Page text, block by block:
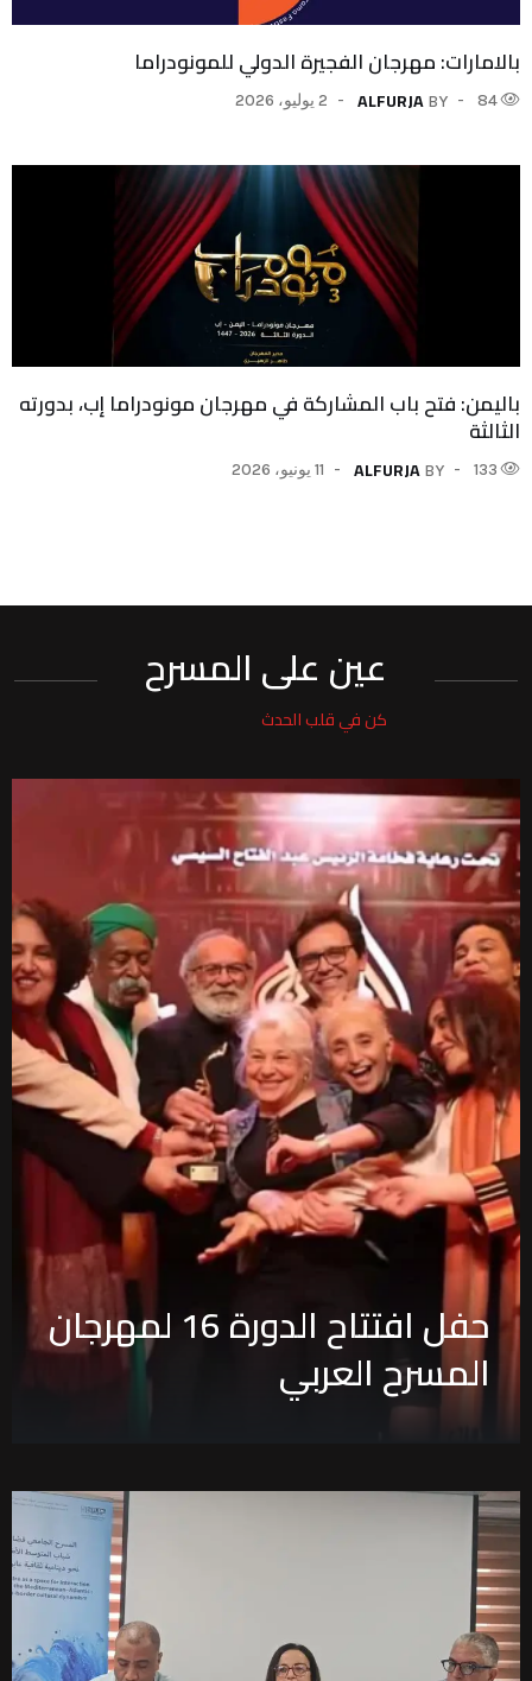
بالامارات: مهرجان الفجيرة الدولي للمونودراما
84
BY
ALFURJA 2 يوليو، 2026
باليمن: فتح باب المشاركة في مهرجان مونودراما إب، بدورته
الثالثة
133
BY
ALFURJA 11 يونيو، 2026
عين على المسرح
كن في قلب الحدث
حفل افتتاح الدورة 16 لمهرجان
المسرح العربي